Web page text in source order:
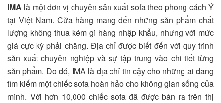
IMA là một đơn vị chuyên sản xuất sofa theo phong cách Ý
tại Việt Nam. Cửa hàng mang đến những sản phẩm chất
lượng không thua kém gì hàng nhập khẩu, nhưng với mức
giá cực kỳ phải chăng. Địa chỉ được biết đến với quy trình
sản xuất chuyên nghiệp và sự tập trung vào chi tiết từng
sản phẩm. Do đó, IMA là địa chỉ tin cậy cho những ai đang
tìm kiếm một chiếc sofa hoàn hảo cho không gian sống của
mình. Với hơn 10,000 chiếc sofa đã được bán ra trên thị